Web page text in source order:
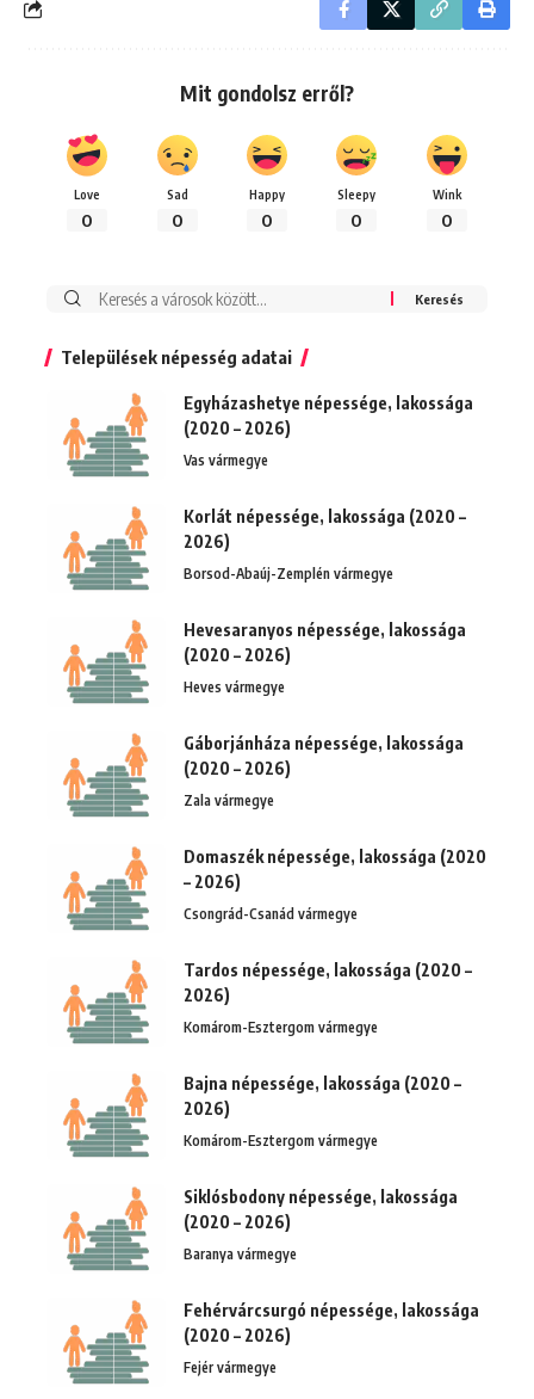
Mit gondolsz erről?
Love
0
Sad
0
Happy
0
Sleepy
0
Wink
0
Keresés:
Települések népesség adatai
Egyházashetye népessége, lakossága
(2020 – 2026)
Vas vármegye
Korlát népessége, lakossága (2020 –
2026)
Borsod-Abaúj-Zemplén vármegye
Hevesaranyos népessége, lakossága
(2020 – 2026)
Heves vármegye
Gáborjánháza népessége, lakossága
(2020 – 2026)
Zala vármegye
Domaszék népessége, lakossága (2020
– 2026)
Csongrád-Csanád vármegye
Tardos népessége, lakossága (2020 –
2026)
Komárom-Esztergom vármegye
Bajna népessége, lakossága (2020 –
2026)
Komárom-Esztergom vármegye
Siklósbodony népessége, lakossága
(2020 – 2026)
Baranya vármegye
Fehérvárcsurgó népessége, lakossága
(2020 – 2026)
Fejér vármegye